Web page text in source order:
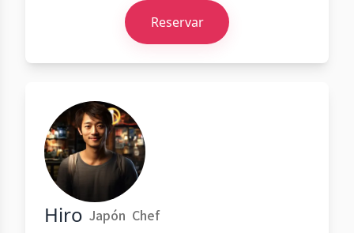
Reservar
Hiro Japón Chef